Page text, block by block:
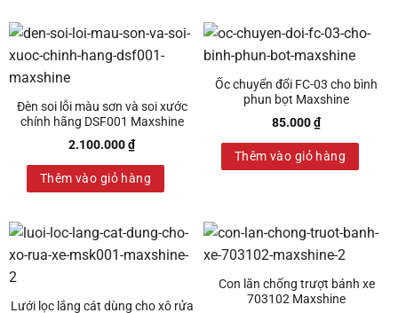
Đèn soi lỗi màu sơn và soi xước
chính hãng DSF001 Maxshine
2.100.000₫
Thêm vào giỏ hàng
Ốc chuyển đổi FC-03 cho bình
phun bọt Maxshine
85.000₫
Thêm vào giỏ hàng
Lưới lọc lắng cát dùng cho xô rửa
Con lăn chống trượt bánh xe
703102 Maxshine